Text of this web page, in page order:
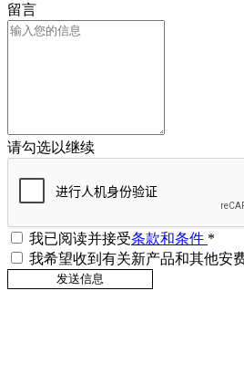
留言
请勾选以继续
我已阅读并接受条款和条件 *
我希望收到有关新产品和其他安